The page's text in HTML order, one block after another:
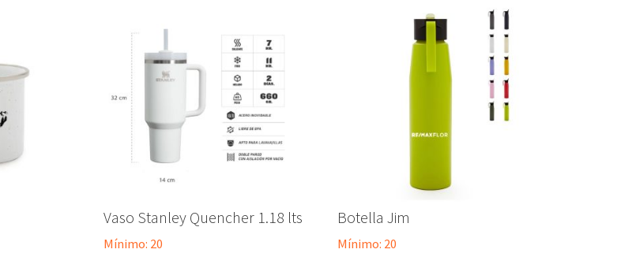
Vaso Stanley Quencher 1.18 lts
Mínimo: 20
Botella Jim
Mínimo: 20